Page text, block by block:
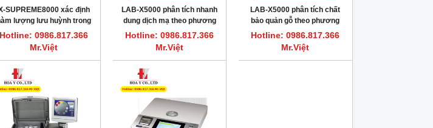
Máy cất nước một lần 3.5L/giờ CWS-4
DAIHAN DH.WatS8001
Hotline: 0986.817.366 Mr.Việt Hotline: 0986.817.366 Mr.Việt
SUPREME8000 xác định
lượng lưu huỳnh trong
dầu ăn đã qua sử dụng
Hotline: 0986.817.366
Mr.Việt
LAB-X5000 phân tích nhanh
dung dịch mạ theo phương
pháp huỳnh quang tia X
Hotline: 0986.817.366
Mr.Việt
LAB-X5000 phân tích chất
bảo quản gỗ theo phương
pháp X-Ray
Hotline: 0986.817.366
Mr.Việt